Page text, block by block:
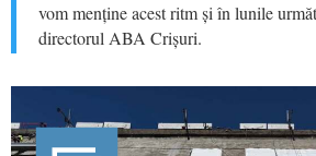
vom menține acest ritm și în lunile
directorul ABA Crișuri.